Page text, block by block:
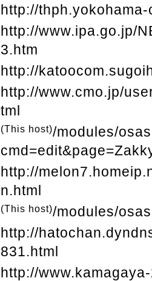
http://
http://www.ipa.go.jp/
3.htm
http://
http://www.cmo.jp/
tml
(This host)/modules/
http://
n.html
(This host)/modules/
http://
831.html
http://